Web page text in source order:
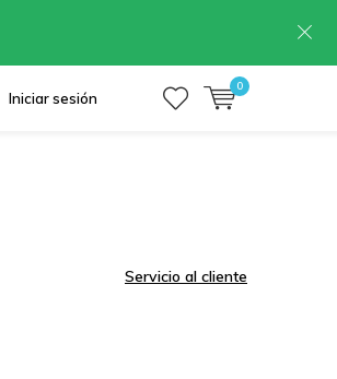
Iniciar sesión
0
Servicio al cliente